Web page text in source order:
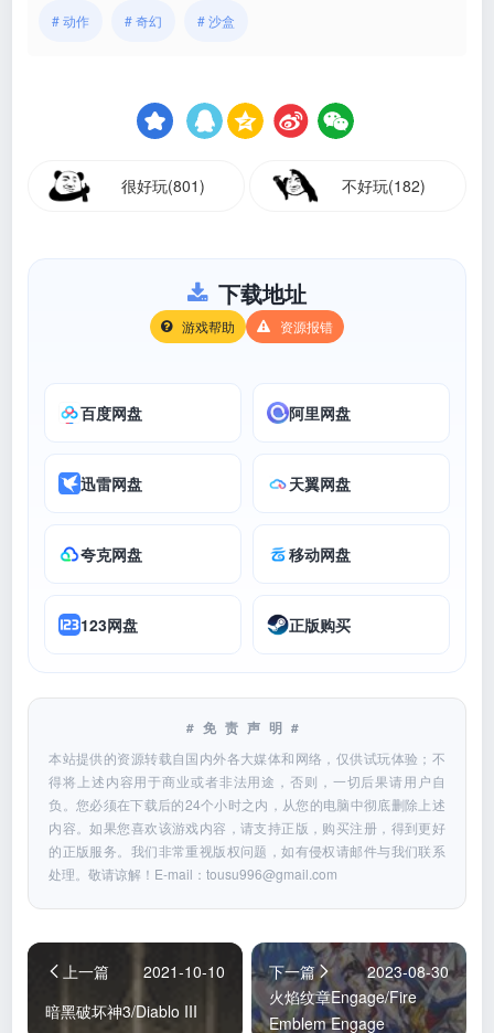
# 动作 # 奇幻 # 沙盒
很好玩(801) 不好玩(182)
下载地址
游戏帮助 资源报错
百度网盘 阿里网盘
迅雷网盘 天翼网盘
夸克网盘 移动网盘
123网盘 正版购买
#免责声明#
本站提供的资源转载自国内外各大媒体和网络，仅供试玩体验；不
得将上述内容用于商业或者非法用途，否则，一切后果请用户自
负。您必须在下载后的24个小时之内，从您的电脑中彻底删除上述
内容。如果您喜欢该游戏内容，请支持正版，购买注册，得到更好
的正版服务。我们非常重视版权问题，如有侵权请邮件与我们联系
处理。敬请谅解！E-mail：tousu996@gmail.com
上一篇
2021-10-10
暗黑破坏神3/Diablo III
下一篇
2023-08-30
火焰纹章Engage/Fire
Emblem Engage